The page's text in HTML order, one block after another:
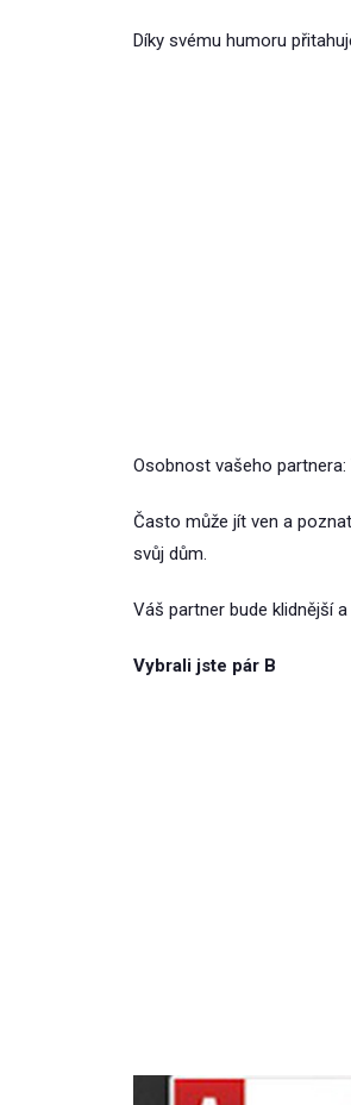
Díky svému humoru
Osobnost vašeho
Často může jít ven a
svůj dům.
Váš partner bude klidnější
Vybrali jste pár B